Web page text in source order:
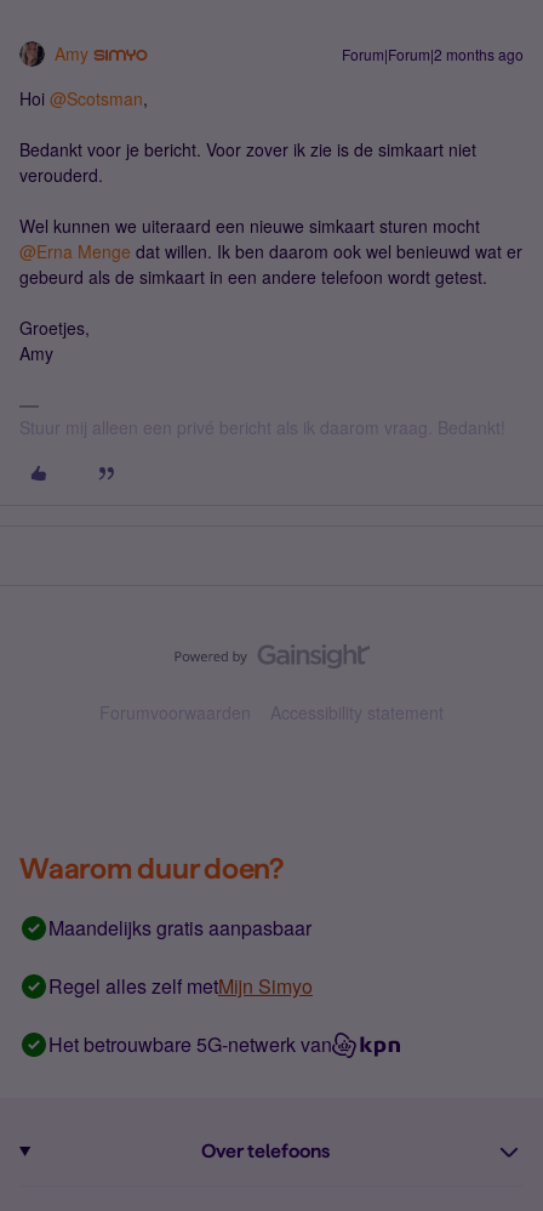
Amy Forum|Forum|2 months ago
Hoi ​ @Scotsman,
Bedankt voor je bericht. Voor zover ik zie is de simkaart niet
verouderd.
Wel kunnen we uiteraard een nieuwe simkaart sturen mocht ​
@Erna Menge dat willen. Ik ben daarom ook wel benieuwd wat er
gebeurd als de simkaart in een andere telefoon wordt getest.
Groetjes,
Amy
Stuur mij alleen een privé bericht als ik daarom vraag. Bedankt!
Forumvoorwaarden Accessibility statement
Waarom duur doen?
Maandelijks gratis aanpasbaar
Regel alles zelf metMijn Simyo
Het betrouwbare 5G-netwerk van
Over telefoons